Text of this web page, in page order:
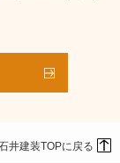
井建装TOPに戻る